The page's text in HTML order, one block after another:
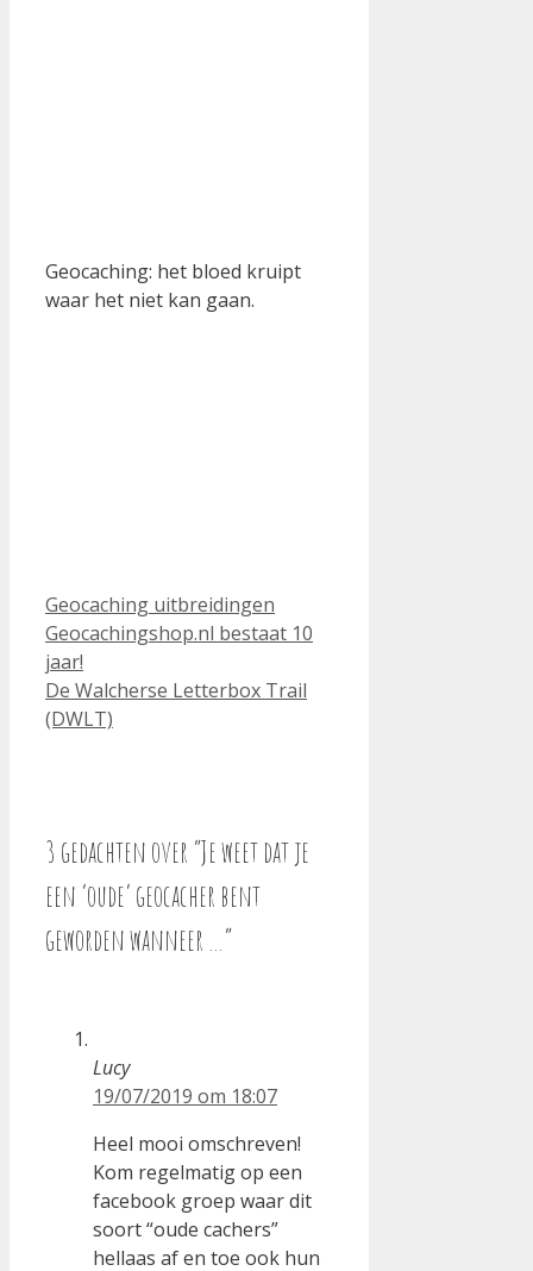
Geocaching: het bloed kruipt
waar het niet kan gaan.
Categorieën
Geocaching uitbreidingen
Geocachingshop.nl bestaat 10
jaar!
De Walcherse Letterbox Trail
(DWLT)
3 gedachten over “Je weet dat je
een ‘oude’ geocacher bent
geworden wanneer …”
Lucy
19/07/2019 om 18:07
Heel mooi omschreven!
Kom regelmatig op een
facebook groep waar dit
soort “oude cachers”
hellaas af en toe ook hun